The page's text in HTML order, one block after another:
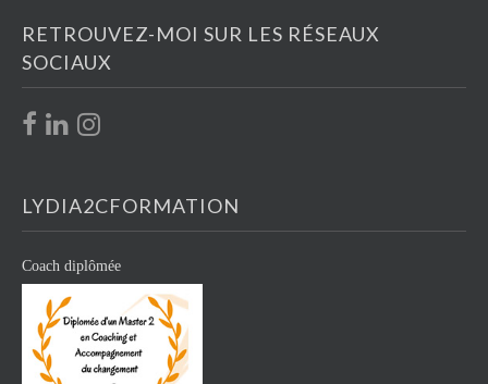
RETROUVEZ-MOI SUR LES RÉSEAUX
SOCIAUX
LYDIA2CFORMATION
Coach diplômée